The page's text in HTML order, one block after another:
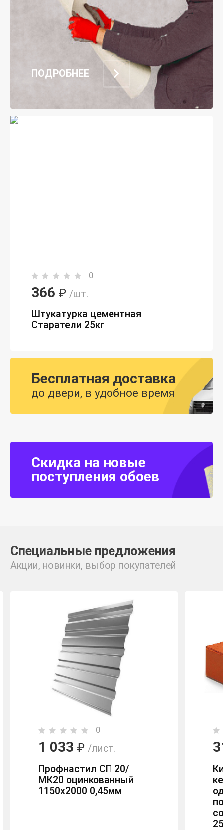
0
366 ₽ /шт.
Штукатурка цементная
Старатели 25кг
ПОДРОБНЕЕ
Бесплатная доставка
до двери, в удобное время
Скидка на новые
поступления обоев
Специальные предложения
Акции, новинки, выбор покупателей
0
1 033 ₽ /лист.
Профнастил СП 20/
МК20 оцинкованный
1150х2000 0,45мм